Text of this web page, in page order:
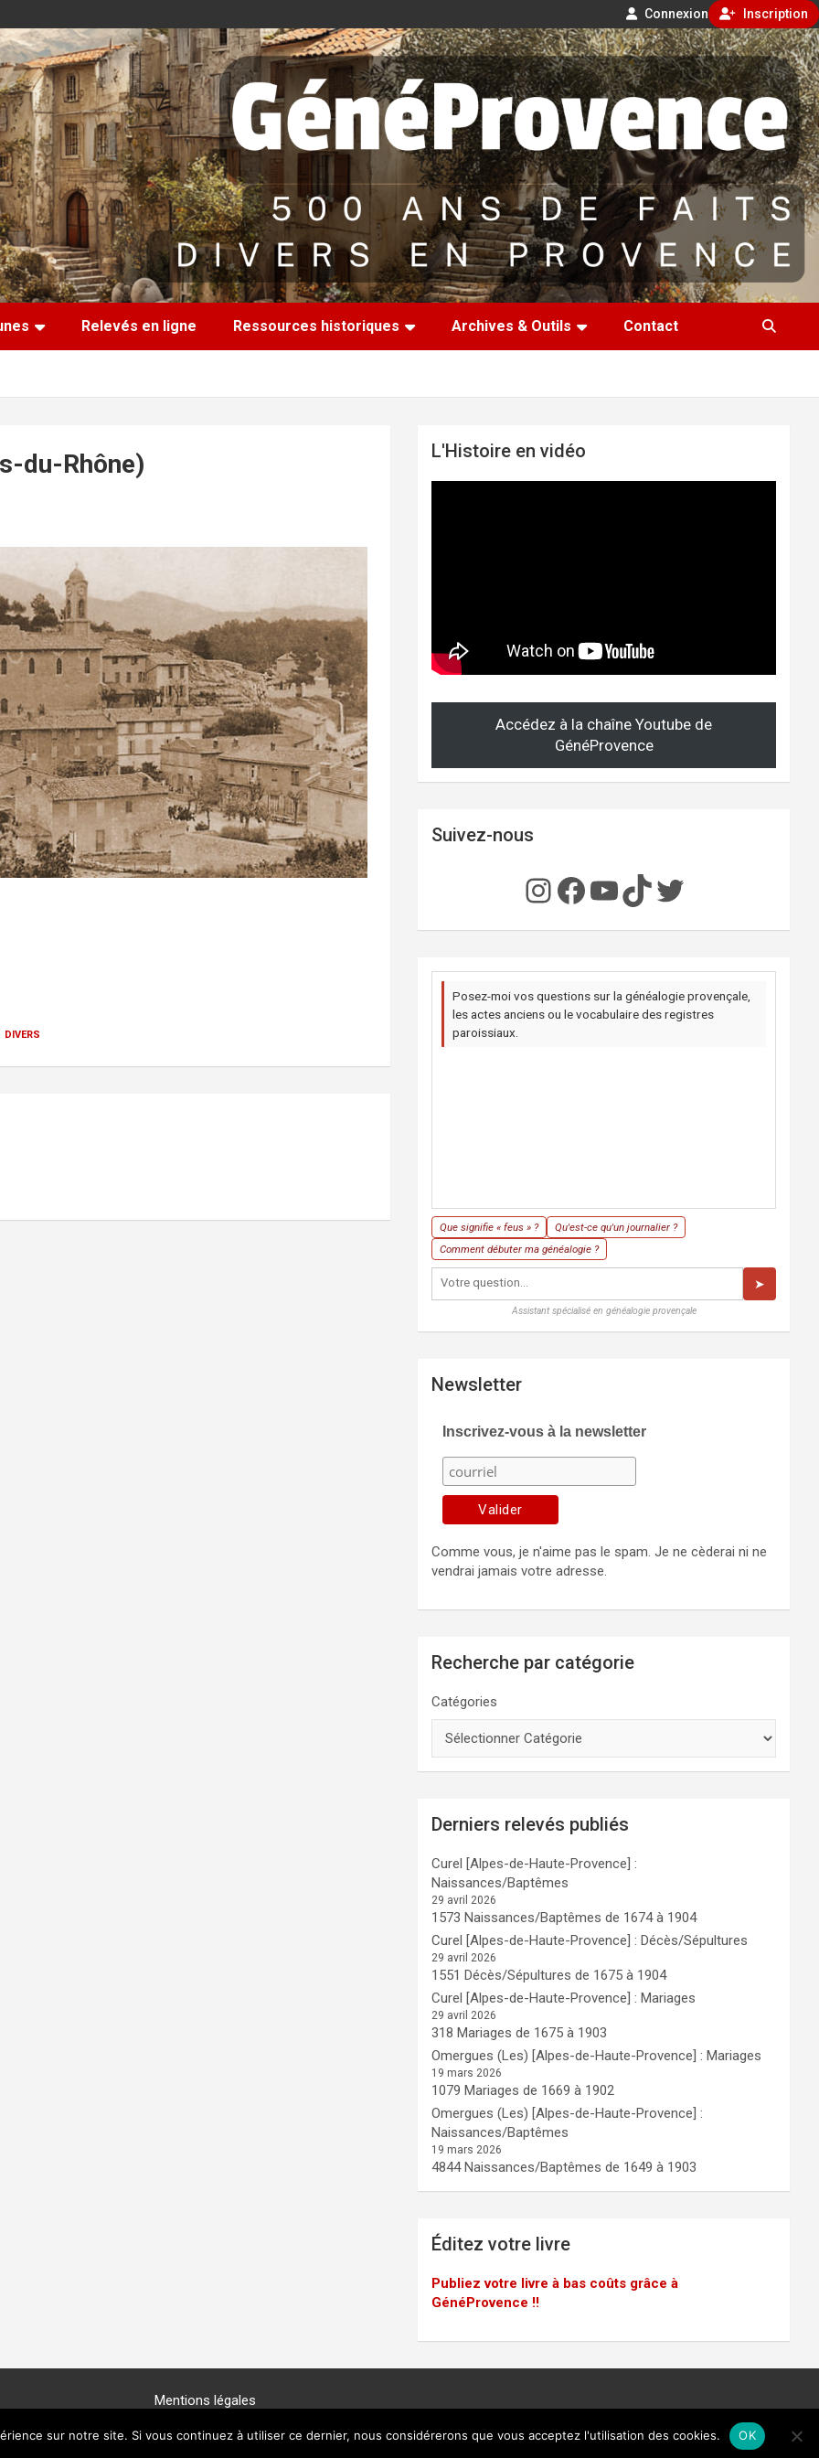
Connexion Inscription
Relevés en ligne Ressources historiques Archives & Outils Contact
du-Rhône)
divers
L'Histoire en vidéo
Accédez à la chaîne Youtube de
GénéProvence
Suivez-nous
Instagram
Facebook
YouTube
TikTok
Twitter
Posez-moi vos questions sur la généalogie provençale,
les actes anciens ou le vocabulaire des registres
paroissiaux.
Que signifie « feus » ?
Qu'est-ce qu'un journalier ?
Comment débuter ma généalogie ?
➤
Assistant spécialisé en généalogie provençale
Newsletter
Inscrivez-vous à la newsletter
Comme vous, je n'aime pas le spam. Je ne cèderai ni ne
vendrai jamais votre adresse.
Recherche par catégorie
Catégories
Derniers relevés publiés
Curel [Alpes-de-Haute-Provence] :
Naissances/Baptêmes
29 avril 2026
1573 Naissances/Baptêmes de 1674 à 1904
Curel [Alpes-de-Haute-Provence] : Décès/Sépultures
29 avril 2026
1551 Décès/Sépultures de 1675 à 1904
Curel [Alpes-de-Haute-Provence] : Mariages
29 avril 2026
318 Mariages de 1675 à 1903
Omergues (Les) [Alpes-de-Haute-Provence] : Mariages
19 mars 2026
1079 Mariages de 1669 à 1902
Omergues (Les) [Alpes-de-Haute-Provence] :
Naissances/Baptêmes
19 mars 2026
4844 Naissances/Baptêmes de 1649 à 1903
Éditez votre livre
Publiez votre livre à bas coûts grâce à
GénéProvence !!
Mentions légales
Copyright © 2025 -GénéProvence
sur notre site. Si vous continuez à utiliser ce dernier, nous considérerons que vous acceptez l'utilisation des cookies. OK